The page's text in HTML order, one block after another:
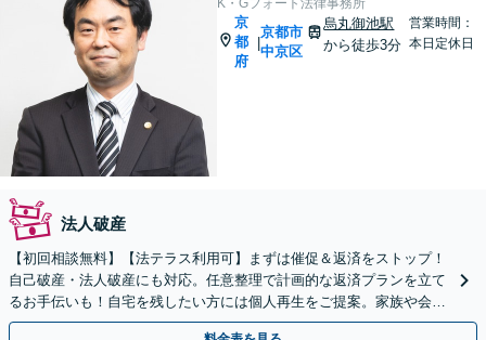
K・Gフォート法律事務所
京
都
府
|
京都市
中京区
烏丸御池駅
から徒歩3分
営業時間：
本日定休日
法人破産
【初回相談無料】【法テラス利用可】まずは催促＆返済をストップ！
自己破産・法人破産にも対応。任意整理で計画的な返済プランを立て
るお手伝いも！自宅を残したい方には個人再生をご提案。家族や会社
にバレたくない方もご相談を【完全個室】【丸太町駅6分】